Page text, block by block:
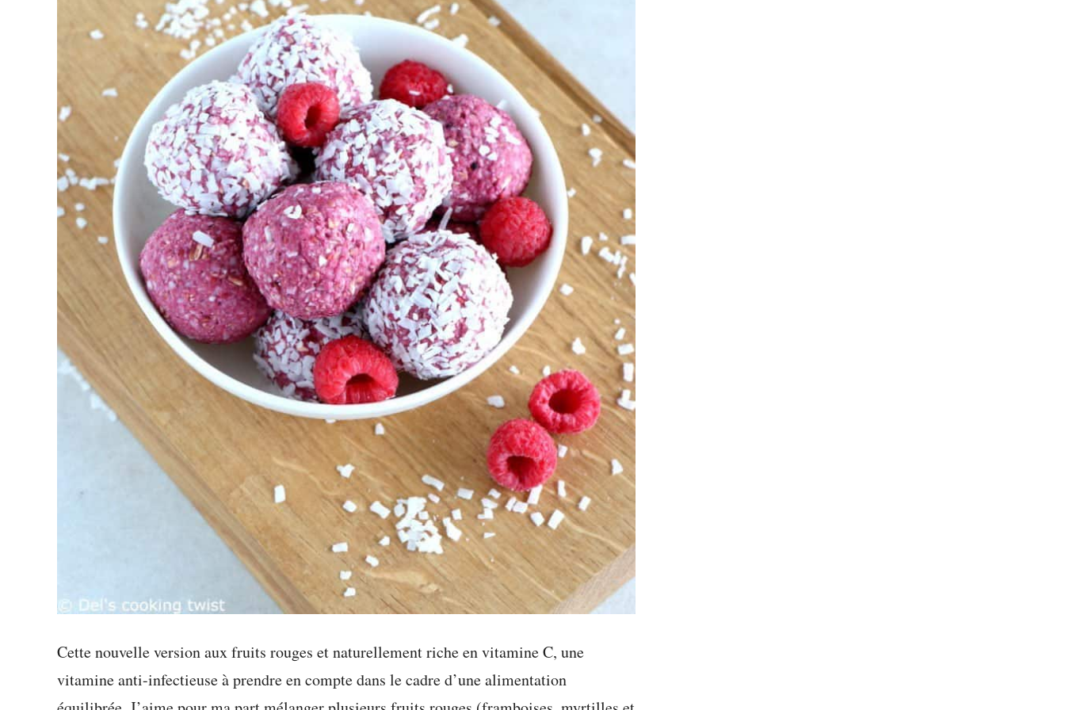
Cette nouvelle version aux fruits rouges et naturellement riche en vitamine C, une
vitamine anti-infectieuse à prendre en compte dans le cadre d’une alimentation